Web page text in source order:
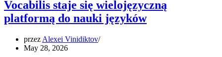
Vocabilis staje się wielojęzyczną
platformą do nauki języków
przez Alexei Vinidiktov
May 28, 2026